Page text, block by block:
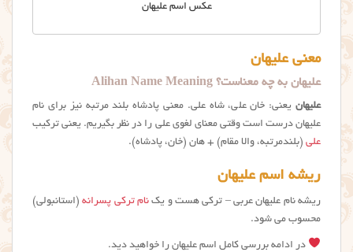
عکس اسم علیهان
معنی علیهان
عليهان به چه معناست؟ Alihan Name Meaning
علیهان یعنی: خان علی، شاه علی. معنی پادشاه بلند مرتبه نیز برای نام
عليهان درست است وقتی معنای لغوی علی را در نظر بگیریم. یعنی ترکیب
علی (بلندمرتبه، والا مقام) + هان (خان، پادشاه).
ریشه اسم علیهان
ریشه نام علیهان عربی – ترکی هست و یک نام ترکی پسرانه(استانبولی)
محسوب می شود.
در ادامه بررسی کامل اسم علیهان را خواهید دید.